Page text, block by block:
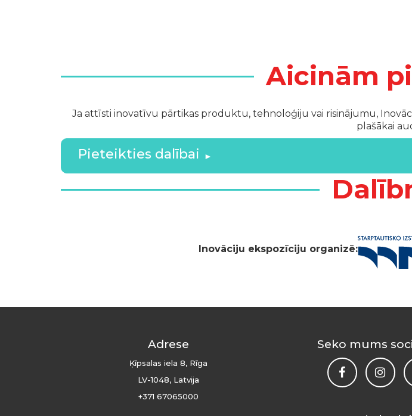
Aicinām
Ja attīsti inovatīvu pārtikas produktu, tehnoloģiju vai risinājumu,
plašākai
Pieteikties dalībai
Inovāciju ekspozīciju organizē:
Adrese
Ķīpsalas iela 8, Rīga
LV-1048, Latvija
+371 67065000
Seko mums